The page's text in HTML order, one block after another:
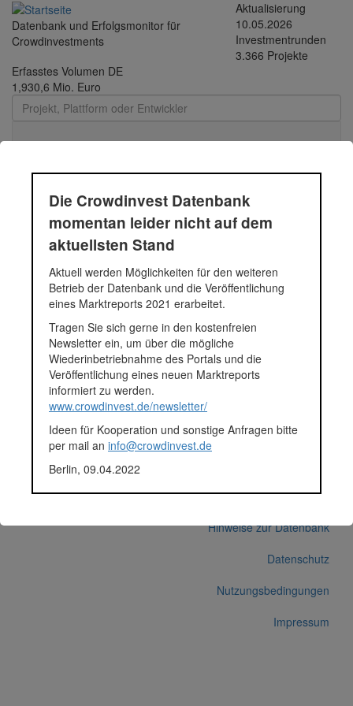
Direkt
zum
Inhalt
Datenbank und Erfolgsmonitor für
Crowdinvestments
Aktualisierung
10.05.2026
Investmentrunden
3.366 Projekte
Erfasstes Volumen DE
1,930,6 Mio. Euro
Toggle
SUNfarming
Investitionsmöglichkeit in fertiggestellte Solaranlagen, die sich am
Stromnetz befinden.
Fundingsumme
350.000 Euro
Finanziert in
2017
Segment
Energie
Plattform
Econeers
Crowdinvestment laut
Econeers zurückgezahlt
(direkte Info am 12.03.21)
Korrekturen / Updates übermitteln
Alle Angaben ohne Gewähr auf Vollständigkeit und Richtigkeit.
Hinweise zur Datenbank
Datenschutz
Nutzungsbedingungen
Impressum
Die Crowdinvest Datenbank
momentan leider nicht auf dem
aktuellsten Stand
Aktuell werden Möglichkeiten für den weiteren
Betrieb der Datenbank und die Veröffentlichung
eines Marktreports 2021 erarbeitet.
Tragen Sie sich gerne in den kostenfreien
Newsletter ein, um über die mögliche
Wiederinbetriebnahme des Portals und die
Veröffentlichung eines neuen Marktreports
informiert zu werden.
www.crowdinvest.de/newsletter/
Ideen für Kooperation und sonstige Anfragen bitte
per mail an info@crowdinvest.de
Berlin, 09.04.2022